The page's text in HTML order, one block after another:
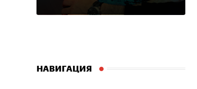
НАВИГАЦИЯ